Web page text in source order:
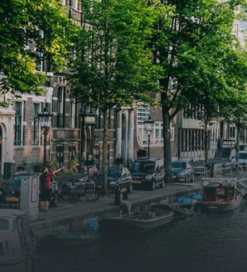
samen goed voor 44 m² aan
leefruimte. De lichte woonkamer
biedt genoeg ruimte voor een
gezellige zithoek én een stijlvolle
eethoek. De keuken is van alle
gemakken voorzien, perfect voor het
bereiden van heerlijke maaltijden.
Vanuit de woonkamer stap je zo het
balkon op, waar je kunt genieten
van een prachtig uitzicht en een
moment van rust. De woning
beschikt over twee comfortabele
slaapkamers van respectievelijk 12,1
m² en 8 m². Beide kamers bieden tal
van mogelijkheden, zoals een fijne
werkplek, een logeerkamer of een
persoonlijke slaapkamer. De